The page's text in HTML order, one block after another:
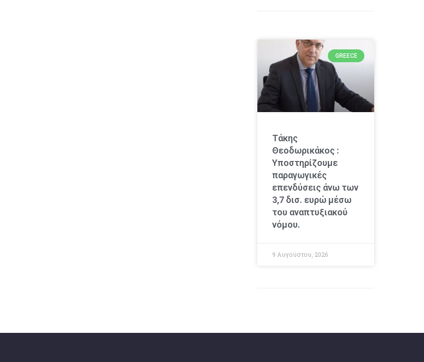
GREECE
Τάκης
Θεοδωρικάκος :
Υποστηρίζουμε
παραγωγικές
επενδύσεις άνω των
3,7 δισ. ευρώ μέσω
του αναπτυξιακού
νόμου.
9 Αυγούστου, 2026